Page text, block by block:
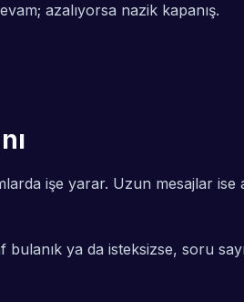
azalıyorsa nazik kapanış.
işe yarar. Uzun mesajlar ise
ya da isteksizse, soru